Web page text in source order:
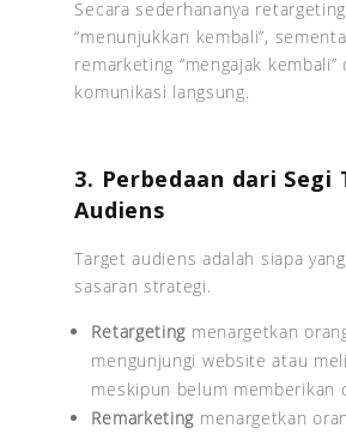
Secara sederhananya retargeting
“menunjukkan kembali”,
remarketing “mengajak kembali”
komunikasi langsung.
3. Perbedaan dari Segi
Audiens
Target audiens adalah siapa
sasaran strategi.
Retargeting menargetkan
mengunjungi website atau
meskipun belum memberikan
Remarketing menargetkan